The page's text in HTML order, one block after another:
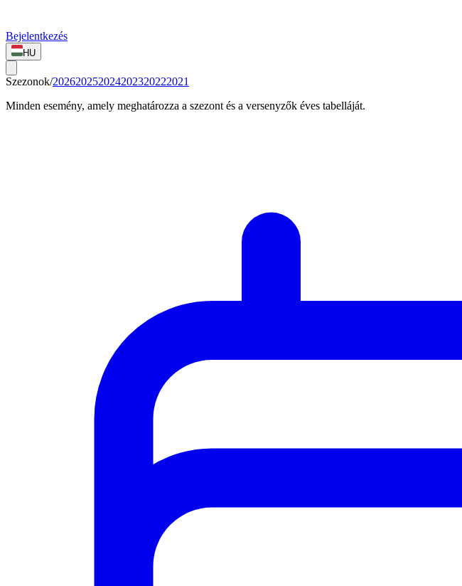
Bejelentkezés
HU
Szezonok/202620252024202320222021
Minden esemény, amely meghatározza a szezont és a versenyzők éves tabelláját.